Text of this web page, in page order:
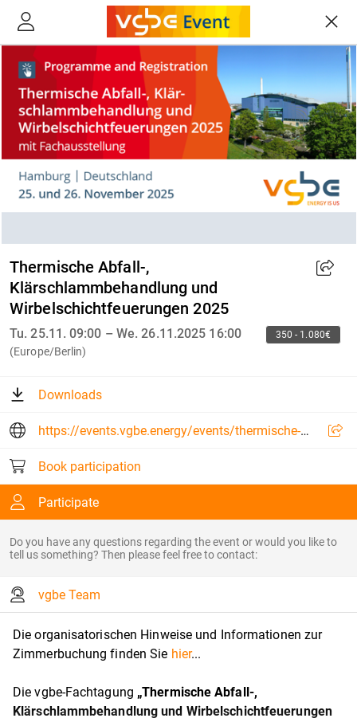
Thermische Abfall-,
Klärschlammbehandlung und
Wirbelschichtfeuerungen 2025
Tu. 25.11. 09:00 – We. 26.11.2025 16:00
(Europe/Berlin)
350 - 1.080€
Downloads
https://events.vgbe.energy/events/thermische-abfall-klaerschlammbehandlung-und-wirbelschichtfeuerung-2025/24664/TG56T
Book participation
Participate
Do you have any questions regarding the event or would you like to
tell us something? Then please feel free to contact:
vgbe Team
Die organisatorischen Hinweise und Informationen zur
Zimmerbuchung finden Sie hier...
Die vgbe-Fachtagung „Thermische Abfall-,
Klärschlammbehandlung und Wirbelschichtfeuerungen